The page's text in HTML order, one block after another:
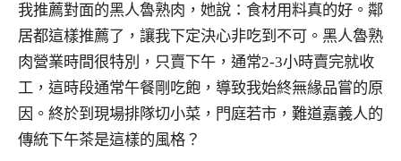
我推薦對面的黑人魯熟肉，她說：食材用料真的好。鄰
居都這樣推薦了，讓我下定決心非吃到不可。黑人魯熟
肉營業時間很特別，只賣下午，通常2-3小時賣完就收
工，這時段通常午餐剛吃飽，導致我始終無緣品嘗的原
因。終於到現場排隊切小菜，門庭若市，難道嘉義人的
傳統下午茶是這樣的風格？